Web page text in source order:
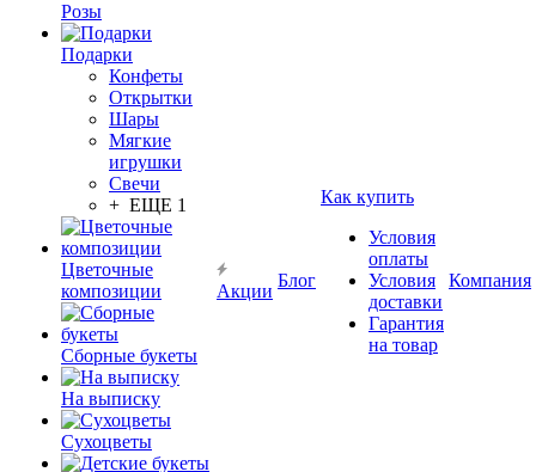
Розы
Подарки
Конфеты
Открытки
Шары
Мягкие
игрушки
Свечи
+ ЕЩЕ 1
Цветочные
композиции
Сборные букеты
На выписку
Сухоцветы
Акции
Блог
Как купить
Условия
оплаты
Условия
доставки
Гарантия
на товар
Компания